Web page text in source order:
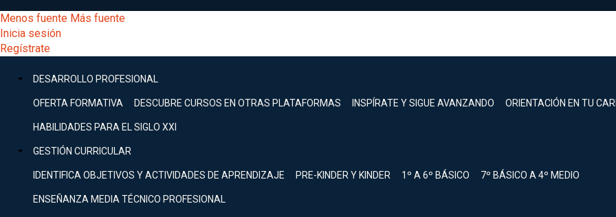
al
contenido
principal
[Educarchile
Escritorio]
Menú
entrar
Menos fuente Más fuente
Inicia sesión
Regístrate
Menú
principal
DESARROLLO PROFESIONAL
OFERTA FORMATIVA DESCUBRE CURSOS EN OTRAS PLATAFORMAS INSPÍRATE Y SIGUE AVANZANDO ORIENTACIÓN EN TU
HABILIDADES PARA EL SIGLO XXI
GESTIÓN CURRICULAR
IDENTIFICA OBJETIVOS Y ACTIVIDADES DE APRENDIZAJE PRE-KINDER Y KINDER 1º A 6º BÁSICO 7º BÁSICO A 4º MEDIO
ENSEÑANZA MEDIA TÉCNICO PROFESIONAL
Buscar
Menú
principal
DESARROLLO
Expand
GESTIÓN
Expand
COMUNIDAD
Expand
EXPLORACIÓN